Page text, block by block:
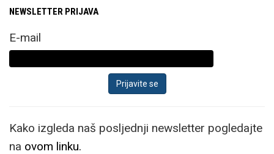
NEWSLETTER PRIJAVA
E-mail
Kako izgleda naš posljednji newsletter pogledajte
na ovom linku.